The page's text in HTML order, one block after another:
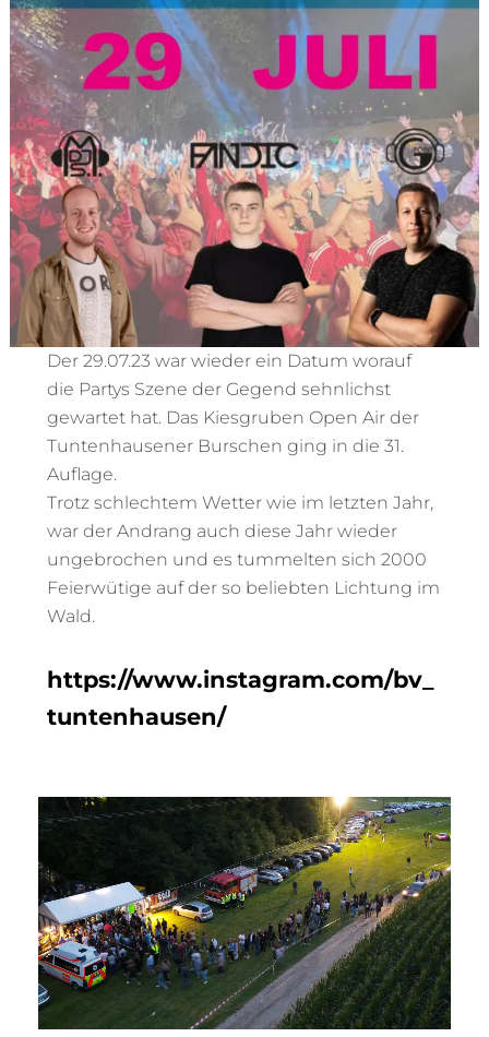
Der 29.07.23 war wieder ein Datum worauf
die Partys Szene der Gegend sehnlichst
gewartet hat. Das Kiesgruben Open Air der
Tuntenhausener Burschen ging in die 31.
Auflage.
Trotz schlechtem Wetter wie im letzten Jahr,
war der Andrang auch diese Jahr wieder
ungebrochen und es tummelten sich 2000
Feierwütige auf der so beliebten Lichtung im
Wald.
https://www.instagram.com/bv_
tuntenhausen/